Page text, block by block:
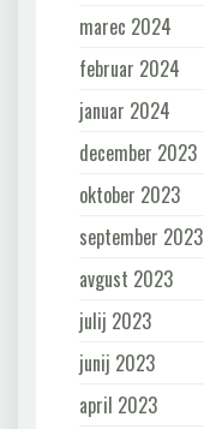
marec 2024
februar 2024
januar 2024
december 2023
oktober 2023
september 2023
avgust 2023
julij 2023
junij 2023
april 2023